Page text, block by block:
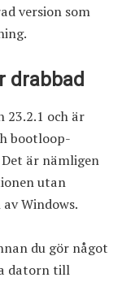
version som
drabbad
23.2.1 och är
bootloop-
är nämligen
utan
Windows.
du gör något
datorn till